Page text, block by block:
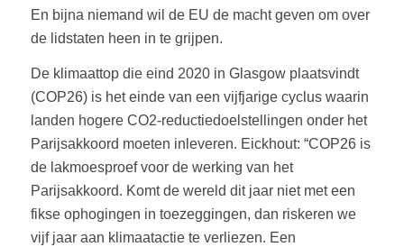
En bijna niemand wil de EU de macht geven om over
de lidstaten heen in te grijpen.
De klimaattop die eind 2020 in Glasgow plaatsvindt
(COP26) is het einde van een vijfjarige cyclus waarin
landen hogere CO2-reductiedoelstellingen onder het
Parijsakkoord moeten inleveren. Eickhout: “COP26 is
de lakmoesproef voor de werking van het
Parijsakkoord. Komt de wereld dit jaar niet met een
fikse ophogingen in toezeggingen, dan riskeren we
vijf jaar aan klimaatactie te verliezen. Een